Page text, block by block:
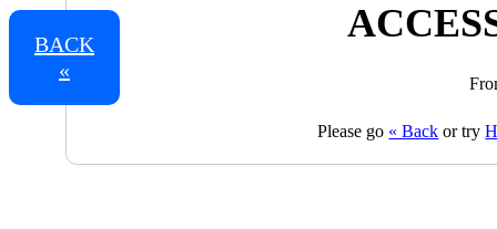
BACK
«
Please go « Back or try